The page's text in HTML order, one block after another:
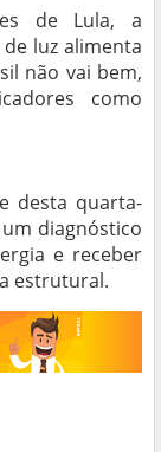
de Lula, a
luz alimenta
não vai bem,
como
desta quarta-
diagnóstico
e receber
estrutural.